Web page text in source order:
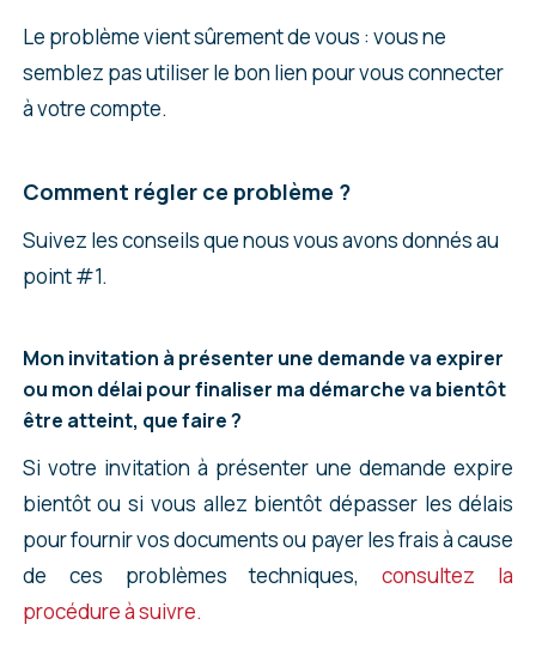
Si vous choisissez votre passeport, vous
devrez indiquer le numéro du passeport, le
territoire d’émission (la France, si vous êtes
d’expiration.
Enfin, dans une dernière partie, on vous
demande le type d’offre d’emploi présentée par
« Aucun ».
On vous demande ensuite des renseignements
sur la catégorie à laquelle vous aviez demandé
de participer. Dans certains cas, vous avez pu
demander à participer à plusieurs catégories.
Vous devez indiquer si oui ou non, vous avez
postulé à telle ou telle catégorie.
Le problème vient sûrement de vous : vous ne
semblez pas utiliser le bon lien pour vous connecter
à votre compte.
Comment régler ce problème ?
Suivez les conseils que nous vous avons donnés au
point #1.
Mon invitation à présenter une demande va expirer
ou mon délai pour finaliser ma démarche va bientôt
être atteint, que faire ?
Si votre invitation à présenter une demande expire
bientôt ou si vous allez bientôt dépasser les délais
pour fournir vos documents ou payer les frais à cause
de ces problèmes techniques,consultez la
procédure à suivre.